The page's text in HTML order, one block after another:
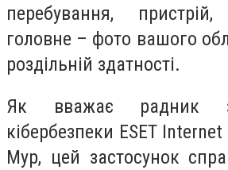
перебування,
головне – фото вашого
роздільній здатності.
Як вважає радник з
кібербезпеки ESET
Мур, цей застосунок